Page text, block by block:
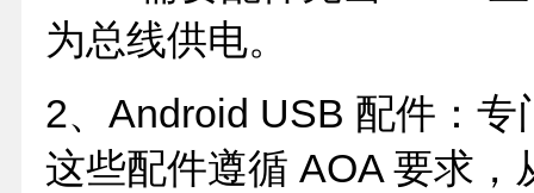
为总线供电。
2、Android USB 配件：
这些配件遵循 AOA 要求